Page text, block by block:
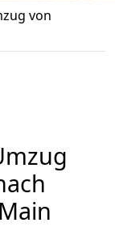
von